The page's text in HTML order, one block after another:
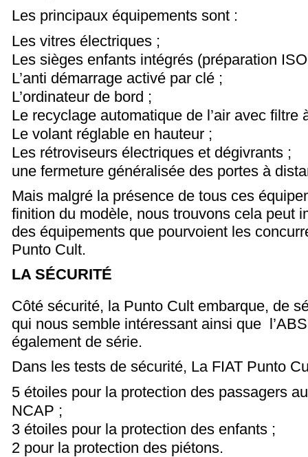
Les principaux équipements sont :
Les vitres électriques ;
Les sièges enfants intégrés (préparation
L’anti démarrage activé par clé ;
L’ordinateur de bord ;
Le recyclage automatique de l’air avec filtre
Le volant réglable en hauteur ;
Les rétroviseurs électriques et dégivrants ;
une fermeture généralisée des portes à
Mais malgré la présence de tous ces
finition du modèle, nous trouvons cela peut
des équipements que pourvoient les
Punto Cult.
LA SÉCURITÉ
Côté sécurité, la Punto Cult embarque, de
qui nous semble intéressant ainsi que
également de série.
Dans les tests de sécurité, La FIAT Punto
5 étoiles pour la protection des passagers
NCAP ;
3 étoiles pour la protection des enfants ;
2 pour la protection des piétons.